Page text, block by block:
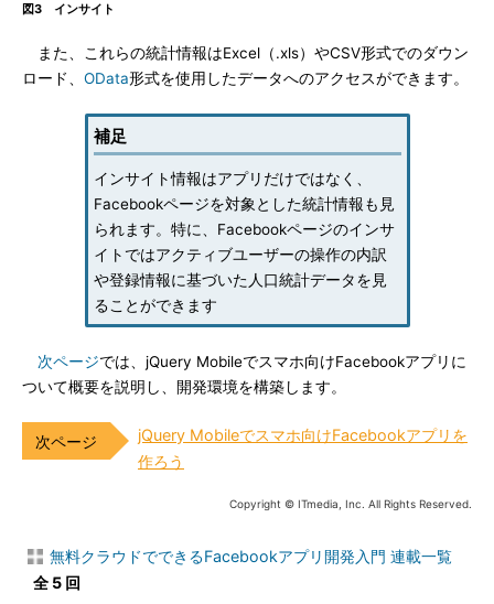
図3 インサイト
また、これらの統計情報はExcel（.xls）やCSV形式でのダウン
ロード、 OData形式を使用したデータへのアクセスができます。
補足
インサイト情報はアプリだけではなく、
Facebookページを対象とした統計情報も見
られます。特に、Facebookページのインサ
イトではアクティブユーザーの操作の内訳
や登録情報に基づいた人口統計データを見
ることができます
次ページでは、jQuery Mobileでスマホ向けFacebookアプリに
ついて概要を説明し、開発環境を構築します。
jQuery Mobileでスマホ向けFacebookアプリを
作ろう
Copyright © ITmedia, Inc. All Rights Reserved.
無料クラウドでできるFacebookアプリ開発入門 連載一覧
全 5 回